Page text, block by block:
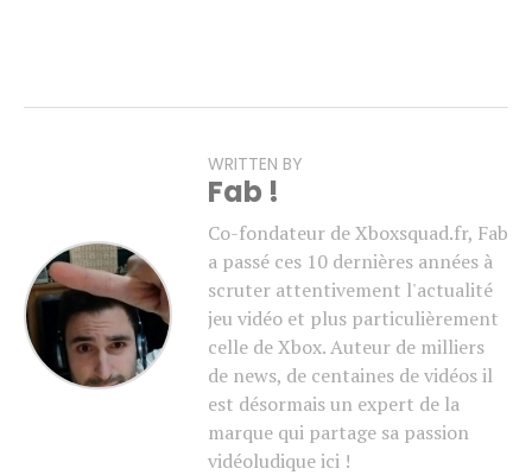
WRITTEN BY
Fab !
Co-fondateur de Xboxsquad.fr, Fab
a passé ces 10 dernières années à
scruter attentivement l'actualité
jeu vidéo et plus particulièrement
celle de Xbox. Auteur de milliers
de news, de centaines de vidéos il
est désormais un expert de la
marque qui partage sa passion
vidéoludique ici !